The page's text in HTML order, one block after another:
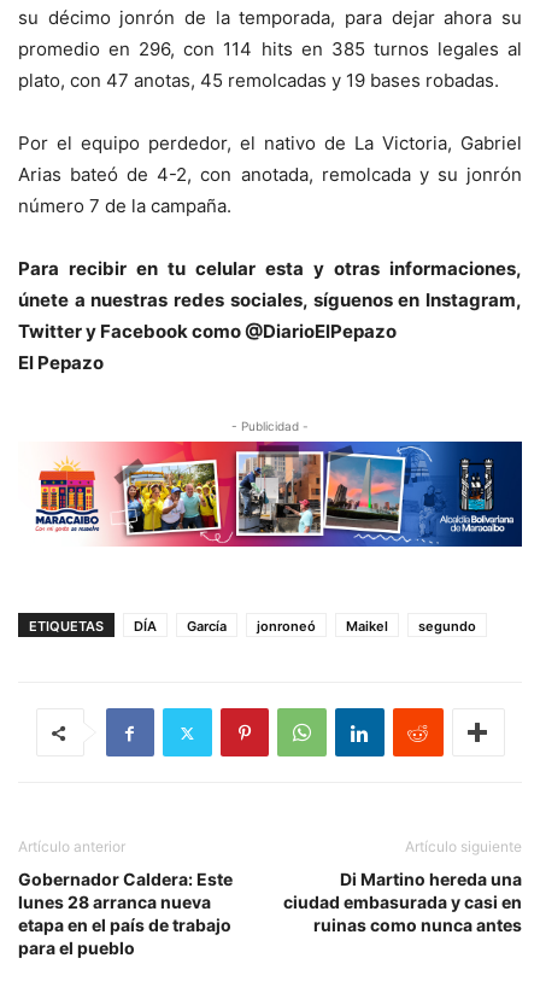
su décimo jonrón de la temporada, para dejar ahora su
promedio en 296, con 114 hits en 385 turnos legales al
plato, con 47 anotas, 45 remolcadas y 19 bases robadas.
Por el equipo perdedor, el nativo de La Victoria, Gabriel
Arias bateó de 4-2, con anotada, remolcada y su jonrón
número 7 de la campaña.
Para recibir en tu celular esta y otras informaciones,
únete a nuestras redes sociales, síguenos en Instagram,
Twitter y Facebook como @DiarioElPepazo
El Pepazo
- Publicidad -
ETIQUETAS DÍA García jonroneó Maikel segundo
Artículo anterior
Gobernador Caldera: Este
lunes 28 arranca nueva
etapa en el país de trabajo
para el pueblo
Artículo siguiente
Di Martino hereda una
ciudad embasurada y casi en
ruinas como nunca antes